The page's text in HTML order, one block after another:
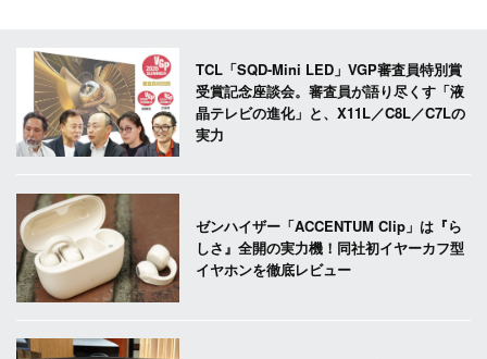
TCL「SQD-Mini LED」VGP審査員特別賞
受賞記念座談会。審査員が語り尽くす「液
晶テレビの進化」と、X11L／C8L／C7Lの
実力
ゼンハイザー「ACCENTUM Clip」は『ら
しさ』全開の実力機！同社初イヤーカフ型
イヤホンを徹底レビュー